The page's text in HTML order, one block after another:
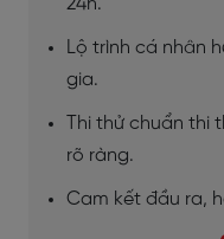
24h.
Lộ trình cá nhân
gia.
Thi thử chuẩn
rõ ràng.
Cam kết đầu ra,